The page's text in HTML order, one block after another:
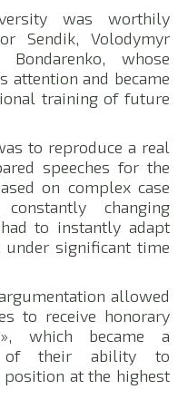
was worthily
Sendik, Volodymyr
whose
attention and became
training of future
to reproduce a real
speeches for the
on complex case
changing
to instantly adapt
significant time
allowed
to receive honorary
which became a
of their ability to
at the highest